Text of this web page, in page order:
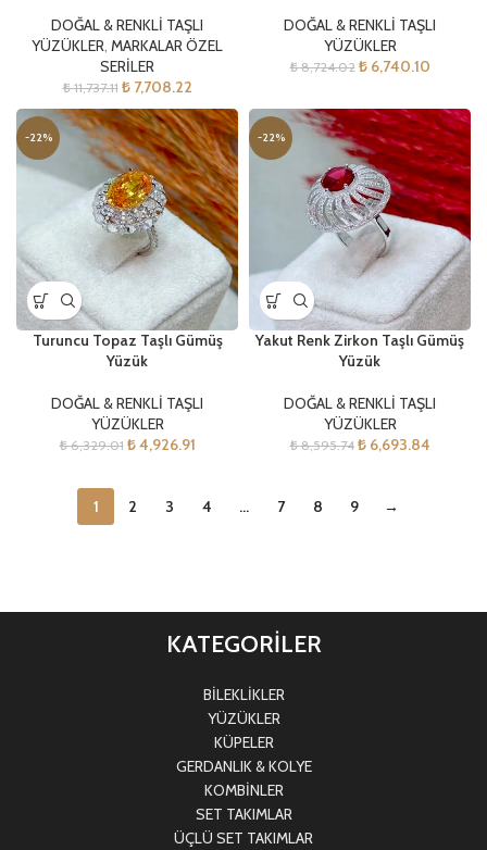
DOĞAL & RENKLİ TAŞLI
YÜZÜKLER, MARKALAR ÖZEL
SERİLER
₺11,737.11 ₺7,708.22
DOĞAL & RENKLİ TAŞLI
YÜZÜKLER
₺8,724.02 ₺6,740.10
-22%
Turuncu Topaz Taşlı Gümüş
Yüzük
DOĞAL & RENKLİ TAŞLI
YÜZÜKLER
₺6,329.01 ₺4,926.91
-22%
Yakut Renk Zirkon Taşlı Gümüş
Yüzük
DOĞAL & RENKLİ TAŞLI
YÜZÜKLER
₺8,595.74 ₺6,693.84
1 2 3 4 … 7 8 9 →
KATEGORİLER
BİLEKLİKLER
YÜZÜKLER
KÜPELER
GERDANLIK & KOLYE
KOMBİNLER
SET TAKIMLAR
ÜÇLÜ SET TAKIMLAR